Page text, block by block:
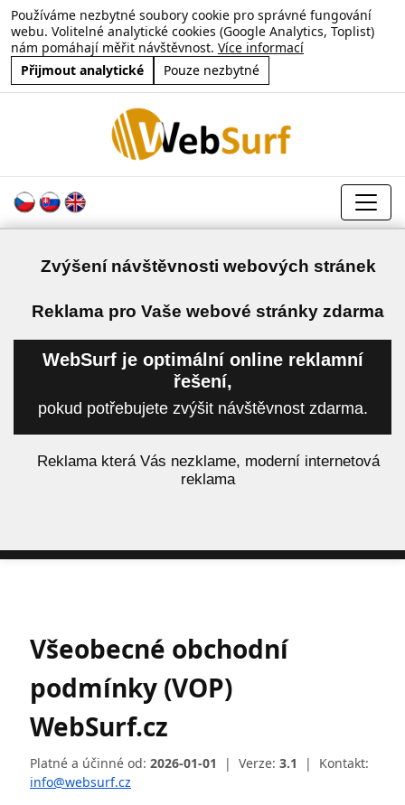
Používáme nezbytné soubory cookie pro správné fungování
webu. Volitelné analytické cookies (Google Analytics, Toplist)
nám pomáhají měřit návštěvnost. Více informací
Přijmout analytické
Pouze nezbytné
Zvýšení návštěvnosti webových stránek
Reklama pro Vaše webové stránky zdarma
WebSurf je optimální online reklamní
řešení,
pokud potřebujete zvýšit návštěvnost zdarma.
Reklama která Vás nezklame, moderní internetová
reklama